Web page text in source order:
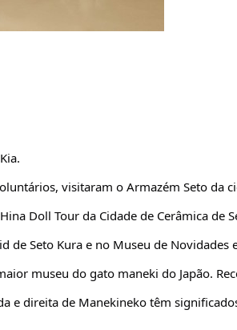
visitaram o Armazém Seto da
Doll Tour da Cidade de Cerâmica de
de Seto Kura e no Museu de Novidades
museu do gato maneki do Japão.
e direita de Manekineko têm